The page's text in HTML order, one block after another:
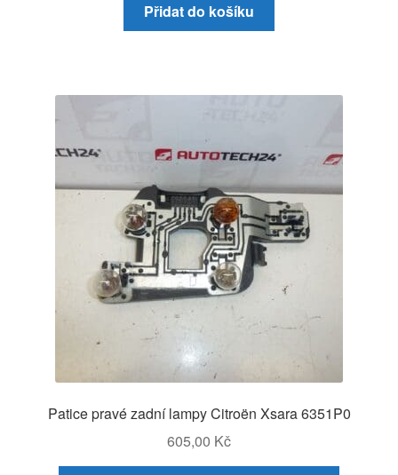
Přidat do košíku
Patice pravé zadní lampy Citroën Xsara 6351P0
605,00 Kč